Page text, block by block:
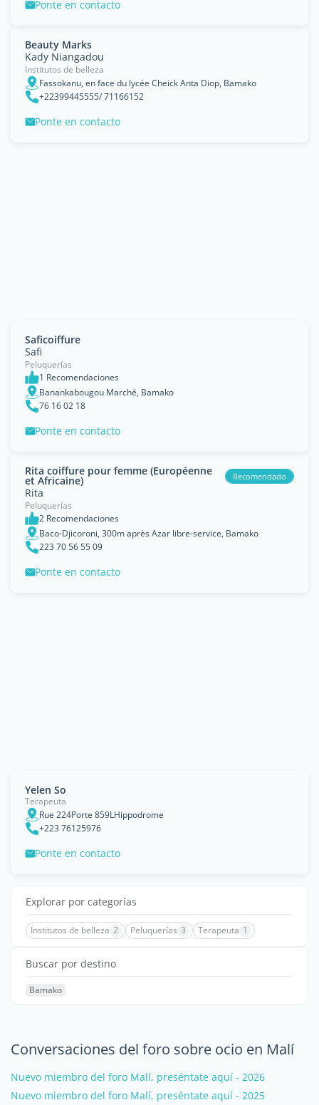
Ponte en contacto
Beauty Marks
Kady Niangadou
Institutos de belleza
Fassokanu, en face du lycée Cheick Anta Diop, Bamako
+22399445555/ 71166152
Ponte en contacto
Saficoiffure
Safi
Peluquerías
1 Recomendaciones
Banankabougou Marché, Bamako
76 16 02 18
Ponte en contacto
Rita coiffure pour femme (Européenne
et Africaine) Recomendado
Rita
Peluquerías
2 Recomendaciones
Baco-Djicoroni, 300m après Azar libre-service, Bamako
223 70 56 55 09
Ponte en contacto
Yelen So
Terapeuta
Rue 224Porte 859LHippodrome
+223 76125976
Ponte en contacto
Explorar por categorías
Institutos de belleza 2 Peluquerías 3 Terapeuta 1
Buscar por destino
Bamako
Conversaciones del foro sobre ocio en Malí
Nuevo miembro del foro Malí, preséntate aquí - 2026
Nuevo miembro del foro Malí, preséntate aquí - 2025